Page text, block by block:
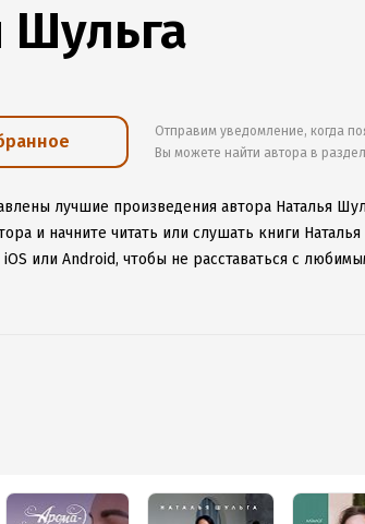
Шульга
Отправим уведомление, когда
Вы можете найти автора в
лучшие произведения автора Наталья
и начните читать или слушать книги
или Android, чтобы не расставаться с